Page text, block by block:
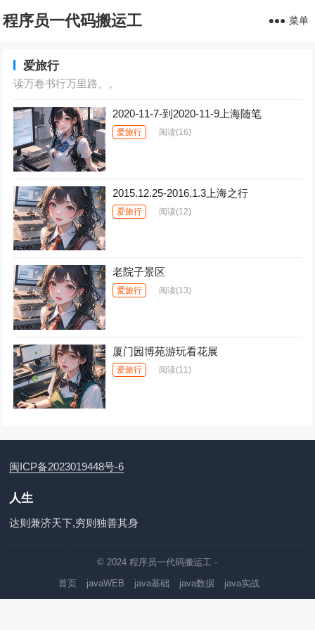
程序员一代码搬运工 菜单
爱旅行
读万卷书行万里路。。
2020-11-7-到2020-11-9上海随笔
爱旅行 阅读(16)
2015.12.25-2016.1.3上海之行
爱旅行 阅读(12)
老院子景区
爱旅行 阅读(13)
厦门园博苑游玩看花展
爱旅行 阅读(11)
闽ICP备2023019448号-6
人生
达则兼济天下,穷则独善其身
© 2024程序员一代码搬运工 -
首页
javaWEB java基础 java数据 java实战